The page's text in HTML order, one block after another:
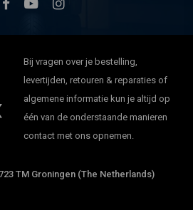
Bij vragen over je bestelling,
levertijden, retouren & reparaties of
algemene informatie kun je altijd op
één van de onderstaande manieren
contact met ons opnemen.
TM Groningen (The Netherlands)